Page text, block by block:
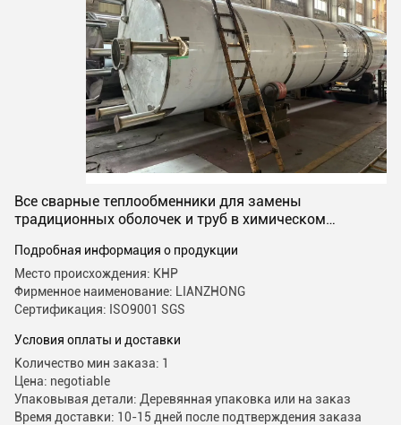
Все сварные теплообменники для замены
традиционных оболочек и труб в химическом
Подробная информация о продукции
Место происхождения: КНР
Фирменное наименование: LIANZHONG
Сертификация: ISO9001 SGS
Условия оплаты и доставки
Количество мин заказа: 1
Цена: negotiable
Упаковывая детали: Деревянная упаковка или на заказ
Время доставки: 10-15 дней после подтверждения заказа